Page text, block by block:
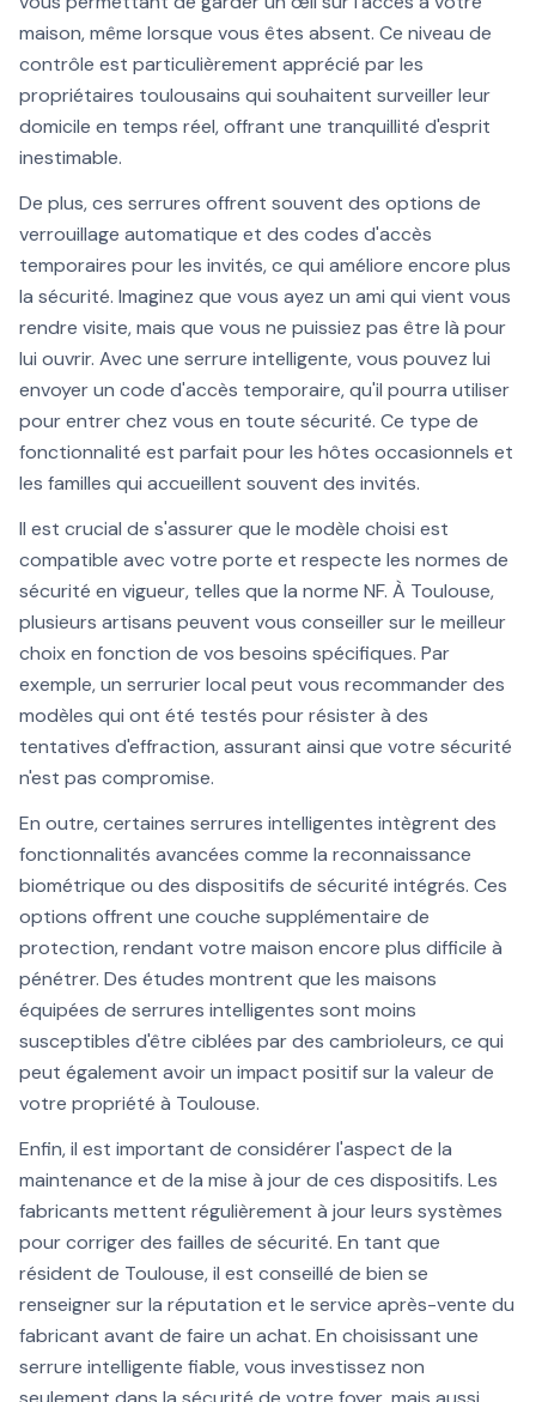
maison, même lorsque vous êtes absent. Ce niveau de
contrôle est particulièrement apprécié par les
propriétaires toulousains qui souhaitent surveiller leur
domicile en temps réel, offrant une tranquillité d'esprit
inestimable.
De plus, ces serrures offrent souvent des options de
verrouillage automatique et des codes d'accès
temporaires pour les invités, ce qui améliore encore plus
la sécurité. Imaginez que vous ayez un ami qui vient vous
rendre visite, mais que vous ne puissiez pas être là pour
lui ouvrir. Avec une serrure intelligente, vous pouvez lui
envoyer un code d'accès temporaire, qu'il pourra utiliser
pour entrer chez vous en toute sécurité. Ce type de
fonctionnalité est parfait pour les hôtes occasionnels et
les familles qui accueillent souvent des invités.
Il est crucial de s'assurer que le modèle choisi est
compatible avec votre porte et respecte les normes de
sécurité en vigueur, telles que la norme NF. À Toulouse,
plusieurs artisans peuvent vous conseiller sur le meilleur
choix en fonction de vos besoins spécifiques. Par
exemple, un serrurier local peut vous recommander des
modèles qui ont été testés pour résister à des
tentatives d'effraction, assurant ainsi que votre sécurité
n'est pas compromise.
En outre, certaines serrures intelligentes intègrent des
fonctionnalités avancées comme la reconnaissance
biométrique ou des dispositifs de sécurité intégrés. Ces
options offrent une couche supplémentaire de
protection, rendant votre maison encore plus difficile à
pénétrer. Des études montrent que les maisons
équipées de serrures intelligentes sont moins
susceptibles d'être ciblées par des cambrioleurs, ce qui
peut également avoir un impact positif sur la valeur de
votre propriété à Toulouse.
Enfin, il est important de considérer l'aspect de la
maintenance et de la mise à jour de ces dispositifs. Les
fabricants mettent régulièrement à jour leurs systèmes
pour corriger des failles de sécurité. En tant que
résident de Toulouse, il est conseillé de bien se
renseigner sur la réputation et le service après-vente du
fabricant avant de faire un achat. En choisissant une
serrure intelligente fiable, vous investissez non